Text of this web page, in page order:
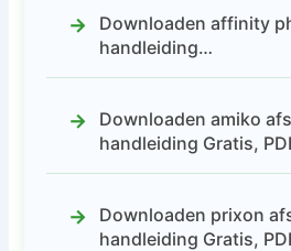
Downloaden affinity
handleiding…
Downloaden amiko
handleiding Gratis,
Downloaden prixon
handleiding Gratis,